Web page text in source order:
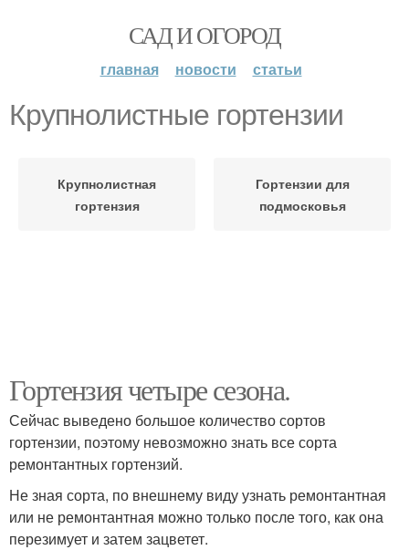
САД И ОГОРОД
главная новости статьи
Крупнолистные гортензии
Крупнолистная
гортензия
Гортензии для
подмосковья
Гортензия четыре сезона.
Сейчас выведено большое количество сортов
гортензии, поэтому невозможно знать все сорта
ремонтантных гортензий.
Не зная сорта, по внешнему виду узнать ремонтантная
или не ремонтантная можно только после того, как она
перезимует и затем зацветет.